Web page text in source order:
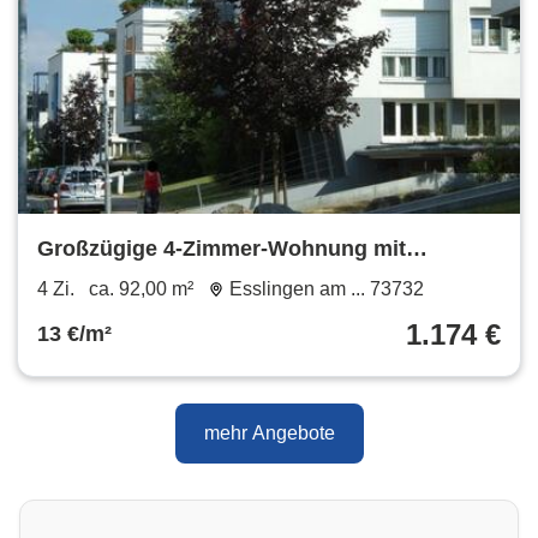
Großzügige 4-Zimmer-Wohnung mit
Terrasse!
4 Zi. ca. 92,00 m² Esslingen am ... 73732
13 €/m² 1.174 €
mehr Angebote